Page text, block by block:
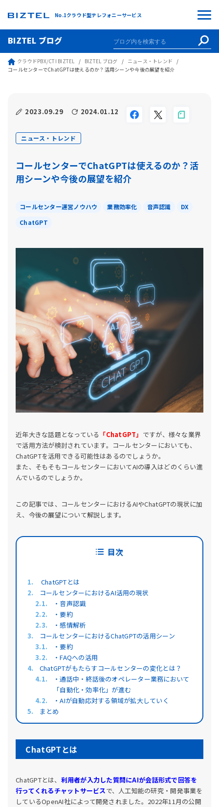
No.1クラウド型テレフォニーサービス
BIZTEL ブログ
クラウドPBX/CTI BIZTEL BIZTEL ブログ
ニュース・トレンド
コールセンターでChatGPTは使えるのか？活用シーンや今後の展望を紹介
2023.09.29 2024.01.12
ニュース・トレンド
コールセンターでChatGPTは使えるのか？活
用シーンや今後の展望を紹介
コールセンター運営ノウハウ 業務効率化 音声認識
DX
ChatGPT
近年大きな話題となっている 「ChatGPT」 ですが、様々な業界
で活用方法が検討されています。コールセンターにおいても、
ChatGPTを活用できる可能性はあるのでしょうか。
また、そもそもコールセンターにおいてAIの導入はどのくらい進
んでいるのでしょうか。
この記事では、コールセンターにおけるAIやChatGPTの現状に加
え、今後の展望について解説します。
目次
ChatGPTとは
コールセンターにおけるAI活用の現状
・音声認識
・要約
・感情解析
コールセンターにおけるChatGPTの活用シーン
・要約
・FAQへの活用
ChatGPTがもたらすコールセンターの変化とは？
・通話中・終話後のオペレーター業務において
「自動化・効率化」が進む
・AIが自動応対する領域が拡大していく
まとめ
ChatGPTとは
ChatGPTとは、 利用者が入力した質問にAIが会話形式で回答を
行ってくれるチャットサービスで、人工知能の研究・開発事業を
しているOpenAI社によって開発されました。 2022年11月の公開